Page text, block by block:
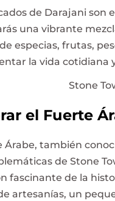
de Darajani son
una vibrante
especias, frutas,
la vida cotidiana
el Fuerte
Árabe, también
de Stone
fascinante de la
artesanías, un